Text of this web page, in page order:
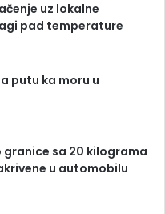
uz lokalne
pad temperature
putu ka moru u
granice sa 20 kilograma
u automobilu